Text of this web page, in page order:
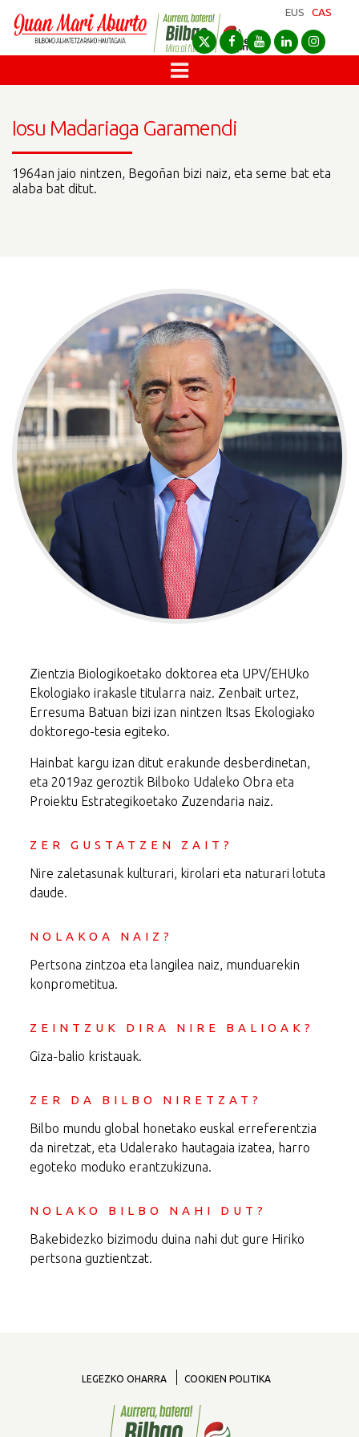
EUS CAS
Iosu Madariaga Garamendi
1964an jaio nintzen, Begoñan bizi naiz, eta seme bat eta
alaba bat ditut.
Zientzia Biologikoetako doktorea eta UPV/EHUko
Ekologiako irakasle titularra naiz. Zenbait urtez,
Erresuma Batuan bizi izan nintzen Itsas Ekologiako
doktorego-tesia egiteko.
Hainbat kargu izan ditut erakunde desberdinetan,
eta 2019az geroztik Bilboko Udaleko Obra eta
Proiektu Estrategikoetako Zuzendaria naiz.
ZER GUSTATZEN ZAIT?
Nire zaletasunak kulturari, kirolari eta naturari lotuta
daude.
NOLAKOA NAIZ?
Pertsona zintzoa eta langilea naiz, munduarekin
konprometitua.
ZEINTZUK DIRA NIRE BALIOAK?
Giza-balio kristauak.
ZER DA BILBO NIRETZAT?
Bilbo mundu global honetako euskal erreferentzia
da niretzat, eta Udalerako hautagaia izatea, harro
egoteko moduko erantzukizuna.
NOLAKO BILBO NAHI DUT?
Bakebidezko bizimodu duina nahi dut gure Hiriko
pertsona guztientzat.
LEGEZKO OHARRA COOKIEN POLITIKA